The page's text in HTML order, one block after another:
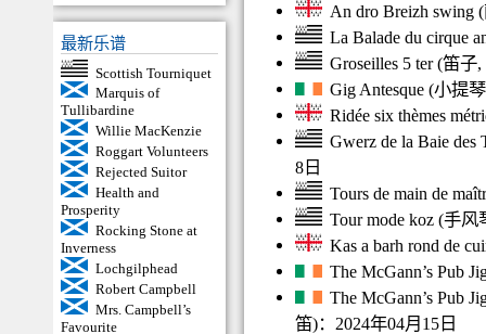
最新乐谱
Scottish Tourniquet
Marquis of
Tullibardine
Willie MacKenzie
Roggart Volunteers
Rejected Suitor
Health and
Prosperity
Rocking Stone at
Inverness
Lochgilphead
Robert Campbell
Mrs. Campbell’s
Favourite
An dro Breizh swing(
La Balade du cirque
Groseilles 5 ter(笛子,
Gig Antesque(小提琴
Ridée six thèmes
Gwerz de la Baie des
8日
Tours de main de
Tour mode koz(手风
Kas a barh rond de
The McGann’s Pub
The McGann’s Pub
笛)：2024年04月15日